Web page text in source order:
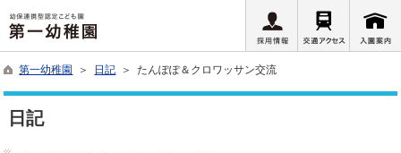
第一幼稚園 ＞ 日記 ＞ たんぽぽ＆クロワッサン交流
日記